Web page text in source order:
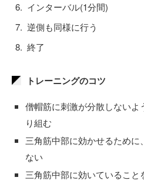
インターバル(1分間)
逆側も同様に行う
終了
トレーニングのコツ
僧帽筋に刺激が分散しないよ
り組む
三角筋中部に効かせるため
ない
三角筋中部に効いているこ